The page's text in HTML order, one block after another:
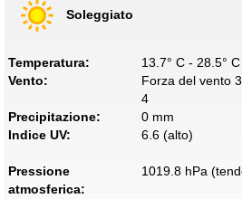
Soleggiato
Temperatura:
13.7° C - 28.5° C
Vento:
Forza del vento
4
Precipitazione:
0 mm
Indice UV:
6.6 (alto)
Pressione
atmosferica:
1019.8 hPa